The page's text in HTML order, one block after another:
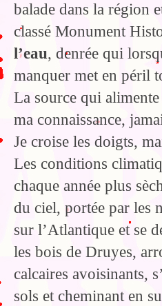
balade dans la région
classé Monument
l’eau, denrée qui
manquer met en péril
La source qui
ma connaissance,
Je croise les doigts,
Les conditions
chaque année plus
du ciel, portée par les
sur l’Atlantique et se
les bois de Druyes,
calcaires avoisinants,
sols et cheminant en